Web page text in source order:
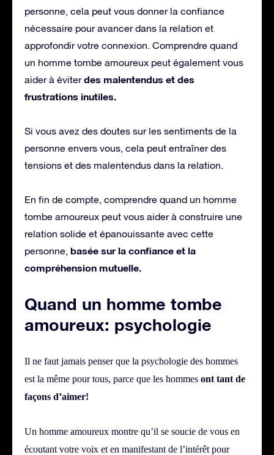
personne, cela peut vous donner la confiance
nécessaire pour avancer dans la relation et
approfondir votre connexion. Comprendre quand
un homme tombe amoureux peut également vous
aider à éviterdes malentendus et des
frustrations inutiles.
Si vous avez des doutes sur les sentiments de la
personne envers vous, cela peut entraîner des
tensions et des malentendus dans la relation.
En fin de compte, comprendre quand un homme
tombe amoureux peut vous aider à construire une
relation solide et épanouissante avec cette
personne, basée sur la confiance et la
compréhension mutuelle.
Quand un homme tombe
amoureux: psychologie
Il ne faut jamais penser que la psychologie des hommes
est la même pour tous, parce que les hommes ont tant de
façons d’aimer!
Un homme amoureux montre qu’il se soucie de vous en
écoutant votre voix et en manifestant de l’intérêt pour